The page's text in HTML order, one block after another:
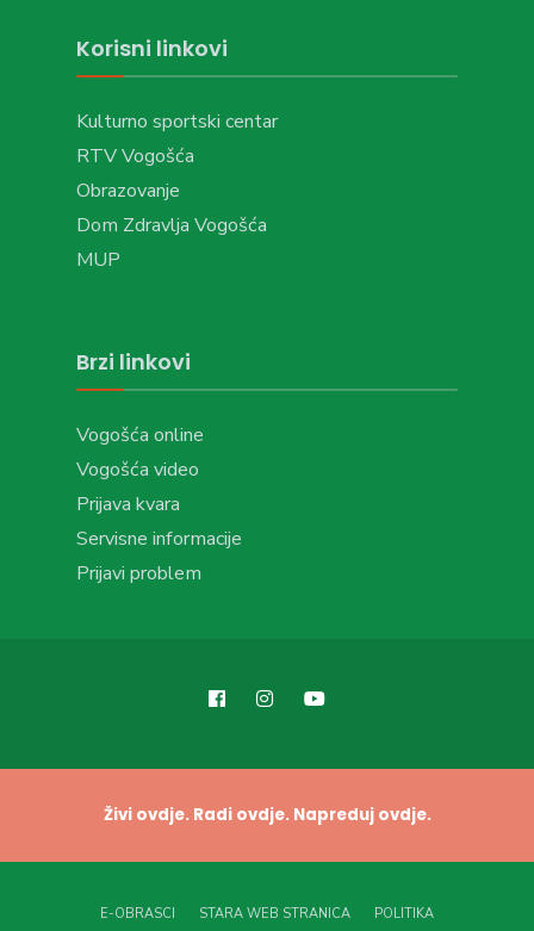
Korisni linkovi
Kulturno sportski centar
RTV Vogošća
Obrazovanje
Dom Zdravlja Vogošća
MUP
Brzi linkovi
Vogošća online
Vogošća video
Prijava kvara
Servisne informacije
Prijavi problem
Živi ovdje. Radi ovdje. Napreduj ovdje.
E-OBRASCI STARA WEB STRANICA POLITIKA